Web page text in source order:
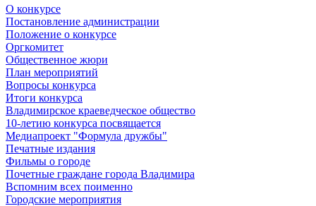
О конкурсе
Постановление администрации
Положение о конкурсе
Оргкомитет
Общественное жюри
План мероприятий
Вопросы конкурса
Итоги конкурса
Владимирское краеведческое общество
10-летию конкурса посвящается
Медиапроект "Формула дружбы"
Печатные издания
Фильмы о городе
Почетные граждане города Владимира
Вспомним всех поименно
Городские мероприятия